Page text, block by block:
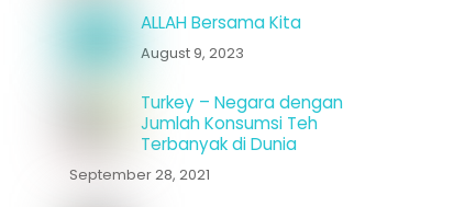
ALLAH Bersama Kita
August 9, 2023
Turkey – Negara dengan
Jumlah Konsumsi Teh
Terbanyak di Dunia
September 28, 2021